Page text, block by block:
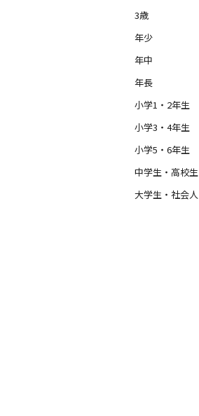
3歳
年少
年中
年長
小学1・2年生
小学3・4年生
小学5・6年生
中学生・高校生
大学生・社会人